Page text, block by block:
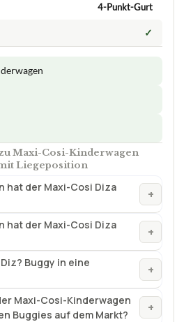
4-Punkt-Gurt
✓
Maxi-Cosi-Kinderwagen
Liegeposition
hat der Maxi-Cosi Diza
+
hat der Maxi-Cosi Diza
+
Buggy in eine
+
Maxi-Cosi-Kinderwagen
Buggies auf dem Markt?
+